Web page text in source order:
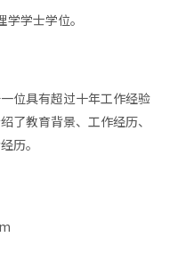
学士学位。
位具有超过十年工作经验
了教育背景、工作经历、
历。